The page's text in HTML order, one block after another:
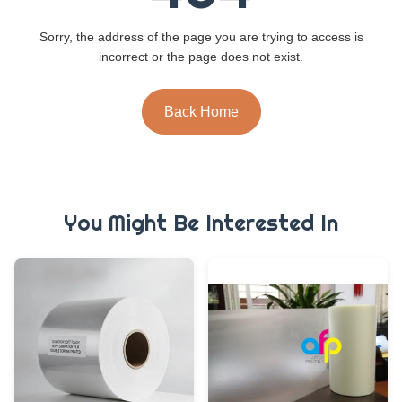
Sorry, the address of the page you are trying to access is
incorrect or the page does not exist.
Back Home
You Might Be Interested In